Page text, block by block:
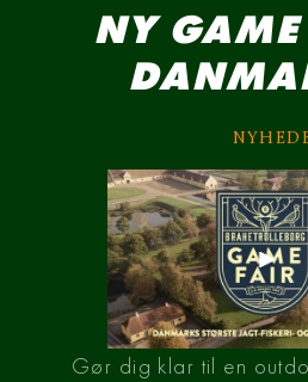
NY
Gør dig klar til en